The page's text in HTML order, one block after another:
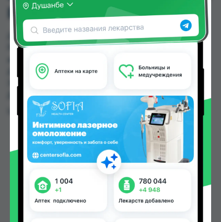
РУКОЯТОЙ
ДЕТСКИЕ КУСАЧКИ-КЛИПЕР ДЛЯ НОГТЕЙ С
РУКОЯТОЙ можно купить или заказать в
Дорухона, Мардон, Нишон №2, Нишон №3,
Душанбе и других городах Таджикистана
Цена: от23.00 TJS